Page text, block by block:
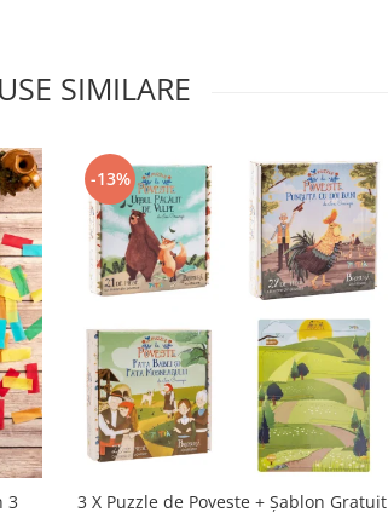
SIMILARE
3
-13%
3 X Puzzle de Poveste + Șablon Gratuit